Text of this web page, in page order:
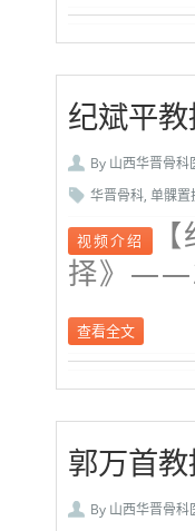
纪斌平
By 山西华晋骨科
华晋骨科, 单髁置
视频介绍
择》
查看全文
郭万首
By 山西华晋骨科